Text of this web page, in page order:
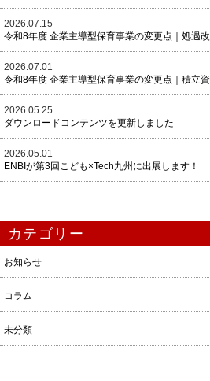
令和8年度 企業主導型保育事業の変更点｜処遇
2026.07.15
令和8年度 企業主導型保育事業の変更点｜積立
2026.07.01
ダウンロードコンテンツを更新しました
2026.05.25
ENBIが第3回こども×Tech九州に出展します！
2026.05.01
カテゴリー
お知らせ
コラム
未分類